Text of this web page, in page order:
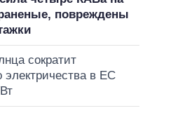
повреждены
сократит
электричества в ЕС